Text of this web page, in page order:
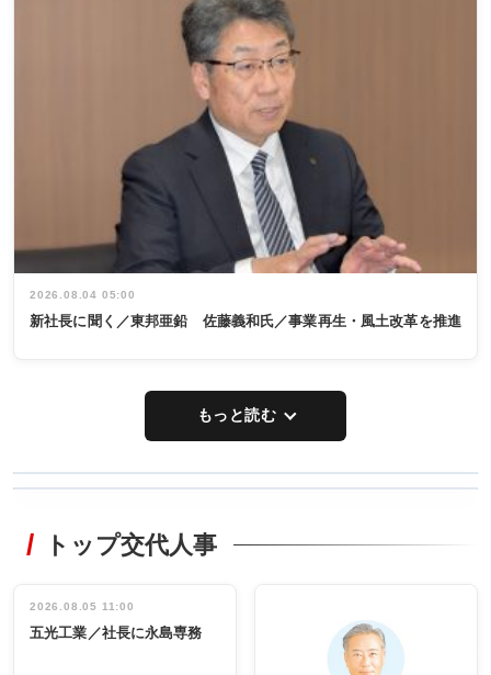
2026.08.04 05:00
新社長に聞く／東邦亜鉛 佐藤義和氏／事業再生・風土改革を推進
もっと読む
非鉄業界で
インタビュ
ー／社内ア
タックトレー
祝う 業界関
係者ら220人
出席
トップ交代人事
2026.08.05 11:00
五光工業／社長に永島専務